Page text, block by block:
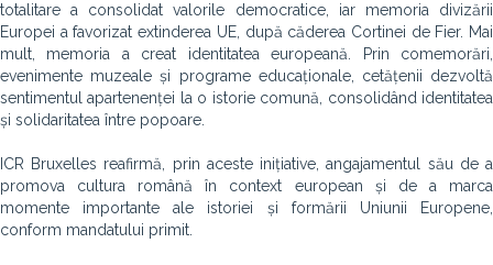
totalitare a consolidat valorile democratice, iar memoria divizării
Europei a favorizat extinderea UE, după căderea Cortinei de Fier. Mai
mult, memoria a creat identitatea europeană. Prin comemorări,
evenimente muzeale și programe educaționale, cetățenii dezvoltă
sentimentul apartenenței la o istorie comună, consolidând identitatea
și solidaritatea între popoare.
ICR Bruxelles reafirmă, prin aceste inițiative, angajamentul său de a
promova cultura română în context european și de a marca
momente importante ale istoriei și formării Uniunii Europene,
conform mandatului primit.